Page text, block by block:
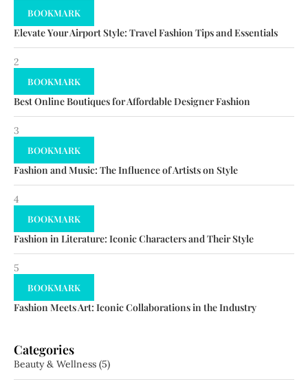
BOOKMARK
Elevate Your Airport Style: Travel Fashion Tips and Essentials
2
BOOKMARK
Best Online Boutiques for Affordable Designer Fashion
3
BOOKMARK
Fashion and Music: The Influence of Artists on Style
4
BOOKMARK
Fashion in Literature: Iconic Characters and Their Style
5
BOOKMARK
Fashion Meets Art: Iconic Collaborations in the Industry
Categories
Beauty & Wellness (5)